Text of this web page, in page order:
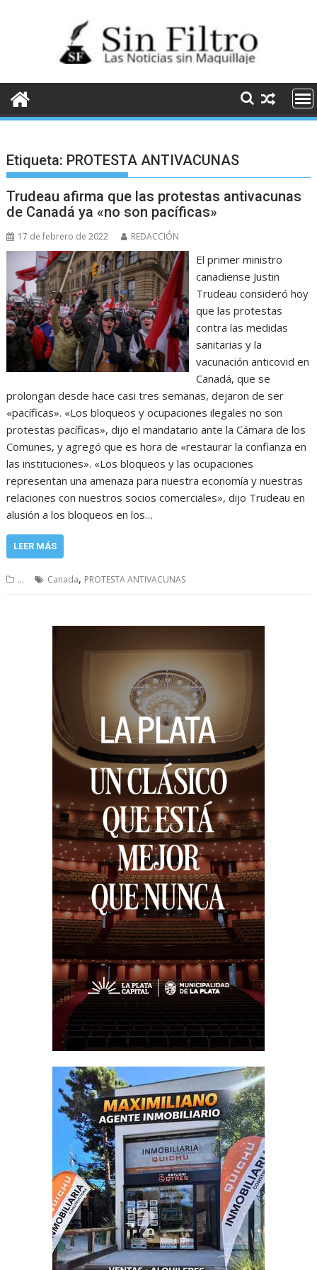
Etiqueta: PROTESTA ANTIVACUNAS
Trudeau afirma que las protestas antivacunas
de Canadá ya «no son pacíficas»
17 de febrero de 2022 REDACCIÓN
El primer ministro
canadiense Justin
Trudeau consideró hoy
que las protestas
contra las medidas
sanitarias y la
vacunación anticovid en
Canadá, que se
prolongan desde hace casi tres semanas, dejaron de ser
«pacíficas». «Los bloqueos y ocupaciones ilegales no son
protestas pacíficas», dijo el mandatario ante la Cámara de los
Comunes, y agregó que es hora de «restaurar la confianza en
las instituciones». «Los bloqueos y las ocupaciones
representan una amenaza para nuestra economía y nuestras
relaciones con nuestros socios comerciales», dijo Trudeau en
alusión a los bloqueos en los…
LEER MÁS
... Canada, PROTESTA ANTIVACUNAS